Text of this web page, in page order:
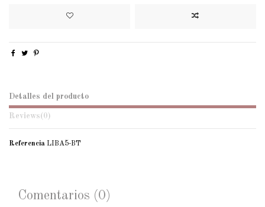
Detalles del producto
Reviews(0)
Referencia LIBA5-BT
Comentarios (0)